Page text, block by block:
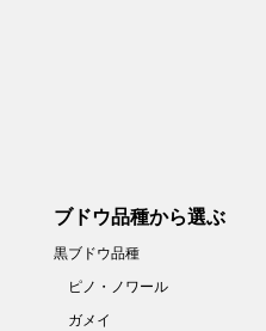
ブドウ品種から選ぶ
黒ブドウ品種
ピノ・ノワール
ガメイ